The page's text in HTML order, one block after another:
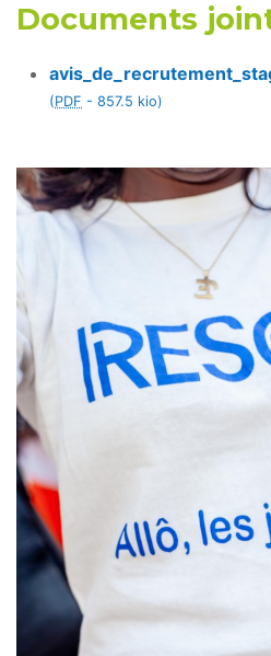
Documents
(PDF - 857.5 kio)